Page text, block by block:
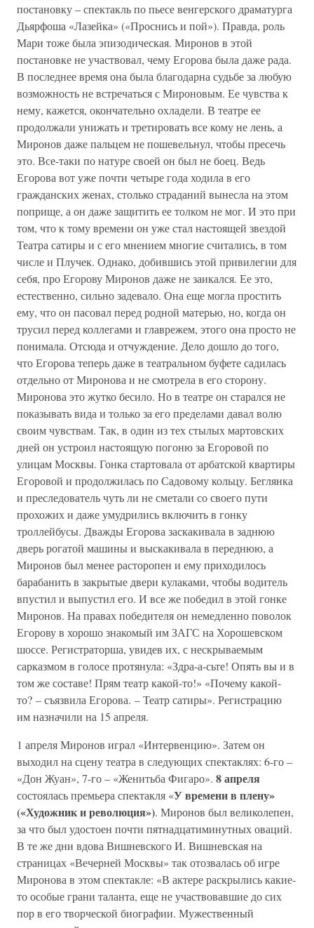
постановку – спектакль по пьесе венгерского драматурга
Дьярфоша «Лазейка» («Проснись и пой»). Правда, роль
Мари тоже была эпизодическая. Миронов в этой
постановке не участвовал, чему Егорова была даже рада.
В последнее время она была благодарна судьбе за любую
возможность не встречаться с Мироновым. Ее чувства к
нему, кажется, окончательно охладели. В театре ее
продолжали унижать и третировать все кому не лень, а
Миронов даже пальцем не пошевельнул, чтобы пресечь
это. Все-таки по натуре своей он был не боец. Ведь
Егорова вот уже почти четыре года ходила в его
гражданских женах, столько страданий вынесла на этом
поприще, а он даже защитить ее толком не мог. И это при
том, что к тому времени он уже стал настоящей звездой
Театра сатиры и с его мнением многие считались, в том
числе и Плучек. Однако, добившись этой привилегии для
себя, про Егорову Миронов даже не заикался. Ее это,
естественно, сильно задевало. Она еще могла простить
ему, что он пасовал перед родной матерью, но, когда он
трусил перед коллегами и главрежем, этого она просто не
понимала. Отсюда и отчуждение. Дело дошло до того,
что Егорова теперь даже в театральном буфете садилась
отдельно от Миронова и не смотрела в его сторону.
Миронова это жутко бесило. Но в театре он старался не
показывать вида и только за его пределами давал волю
своим чувствам. Так, в один из тех стылых мартовских
дней он устроил настоящую погоню за Егоровой по
улицам Москвы. Гонка стартовала от арбатской квартиры
Егоровой и продолжилась по Садовому кольцу. Беглянка
и преследователь чуть ли не сметали со своего пути
прохожих и даже умудрились включить в гонку
троллейбусы. Дважды Егорова заскакивала в заднюю
дверь рогатой машины и выскакивала в переднюю, а
Миронов был менее расторопен и ему приходилось
барабанить в закрытые двери кулаками, чтобы водитель
впустил и выпустил его. И все же победил в этой гонке
Миронов. На правах победителя он немедленно поволок
Егорову в хорошо знакомый им ЗАГС на Хорошевском
шоссе. Регистраторша, увидев их, с нескрываемым
сарказмом в голосе протянула: «Здра-а-сьте! Опять вы и в
том же составе! Прям театр какой-то!» «Почему какой-
то? – съязвила Егорова. – Театр сатиры». Регистрацию
им назначили на 15 апреля.
1 апреля Миронов играл «Интервенцию». Затем он
выходил на сцену театра в следующих спектаклях: 6-го –
«Дон Жуан», 7-го – «Женитьба Фигаро». 8 апреля
состоялась премьера спектакля «У времени в плену»
(«Художник и революция»). Миронов был великолепен,
за что был удостоен почти пятнадцатиминутных оваций.
В те же дни вдова Вишневского И. Вишневская на
страницах «Вечерней Москвы» так отозвалась об игре
Миронова в этом спектакле: «В актере раскрылись какие-
то особые грани таланта, еще не участвовавшие до сих
пор в его творческой биографии. Мужественный